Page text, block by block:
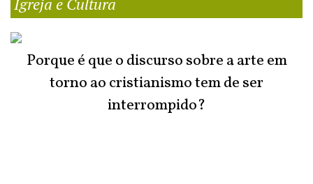
Porque é que o discurso sobre a arte em
torno ao cristianismo tem de ser
interrompido?